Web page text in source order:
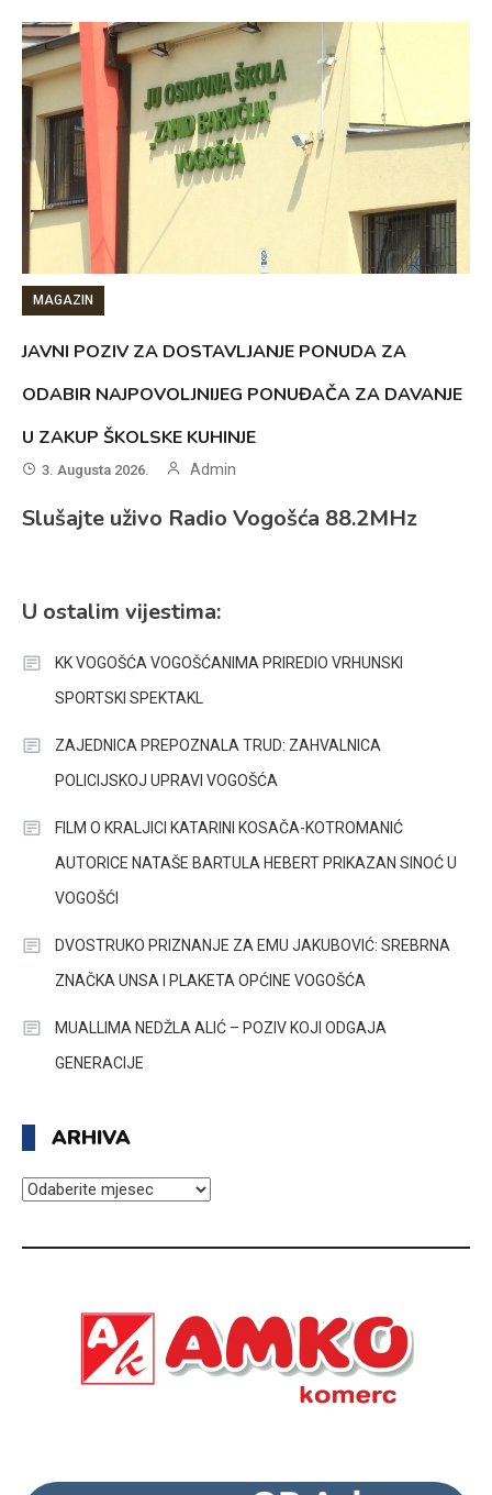
MAGAZIN
JAVNI POZIV ZA DOSTAVLJANJE PONUDA ZA
ODABIR NAJPOVOLJNIJEG PONUĐAČA ZA DAVANJE
U ZAKUP ŠKOLSKE KUHINJE
3. Augusta 2026. Admin
Slušajte uživo Radio Vogošća 88.2MHz
U ostalim vijestima:
KK VOGOŠĆA VOGOŠĆANIMA PRIREDIO VRHUNSKI
SPORTSKI SPEKTAKL
ZAJEDNICA PREPOZNALA TRUD: ZAHVALNICA
POLICIJSKOJ UPRAVI VOGOŠĆA
FILM O KRALJICI KATARINI KOSAČA-KOTROMANIĆ
AUTORICE NATAŠE BARTULA HEBERT PRIKAZAN SINOĆ U
VOGOŠĆI
DVOSTRUKO PRIZNANJE ZA EMU JAKUBOVIĆ: SREBRNA
ZNAČKA UNSA I PLAKETA OPĆINE VOGOŠĆA
MUALLIMA NEDŽLA ALIĆ – POZIV KOJI ODGAJA
GENERACIJE
ARHIVA
ARHIVA